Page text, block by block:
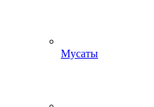
Мусаты